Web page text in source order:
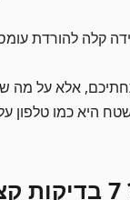
קלה להורדת
אלא על מה
מה עושים לפני שמניעים? 7